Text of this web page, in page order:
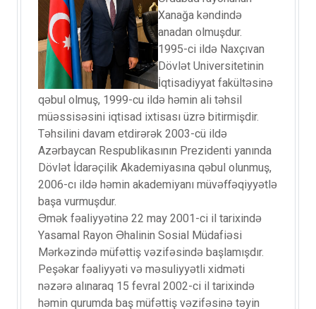
Xanağa kəndində
anadan olmuşdur.
1995-ci ildə Naxçıvan
Dövlət Universitetinin
İqtisadiyyat fakültəsinə
qəbul olmuş, 1999-cu ildə həmin ali təhsil
müəssisəsini iqtisad ixtisası üzrə bitirmişdir.
Təhsilini davam etdirərək 2003-cü ildə
Azərbaycan Respublikasının Prezidenti yanında
Dövlət İdarəçilik Akademiyasına qəbul olunmuş,
2006-cı ildə həmin akademiyanı müvəffəqiyyətlə
başa vurmuşdur.
Əmək fəaliyyətinə 22 may 2001-ci il tarixində
Yasamal Rayon Əhalinin Sosial Müdafiəsi
Mərkəzində müfəttiş vəzifəsində başlamışdır.
Peşəkar fəaliyyəti və məsuliyyətli xidməti
nəzərə alınaraq 15 fevral 2002-ci il tarixində
həmin qurumda baş müfəttiş vəzifəsinə təyin